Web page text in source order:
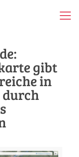
gibt
in
durch